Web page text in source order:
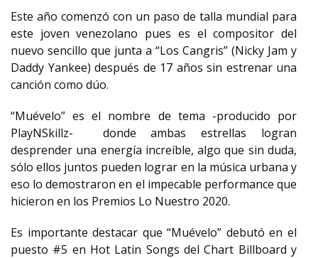
Este año comenzó con un paso de talla mundial para
este joven venezolano pues es el compositor del
nuevo sencillo que junta a “Los Cangris” (Nicky Jam y
Daddy Yankee) después de 17 años sin estrenar una
canción como dúo.
“Muévelo” es el nombre de tema -producido por
PlayNSkillz- donde ambas estrellas logran
desprender una energía increíble, algo que sin duda,
sólo ellos juntos pueden lograr en la música urbana y
eso lo demostraron en el impecable performance que
hicieron en los Premios Lo Nuestro 2020.
Es importante destacar que “Muévelo” debutó en el
puesto #5 en Hot Latin Songs del Chart Billboard y